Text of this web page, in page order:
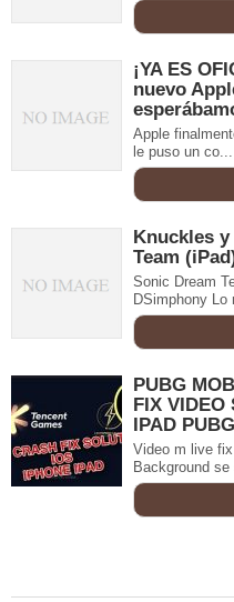
¡YA ES
nuevo
Apple
le puso un co...
Knuckles y
Team
Sonic Dream
DSimphony Lo
PUBG
FIX VIDEO
IPAD
Video m live
Background